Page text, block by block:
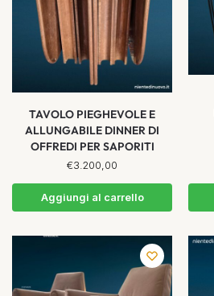
TAVOLO PIEGHEVOLE E
ALLUNGABILE DINNER DI
OFFREDI PER SAPORITI
€3.200,00
Aggiungi al carrello